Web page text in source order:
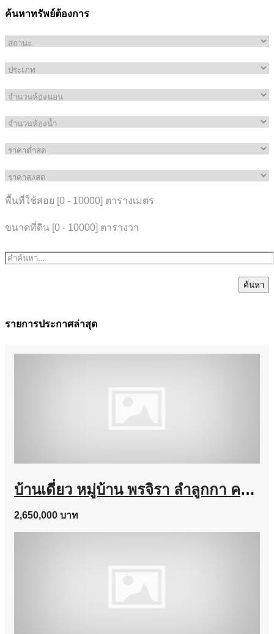
ค้นหาทรัพย์ต้องการ
พื้นที่ใช้สอย [0 - 10000] ตารางเมตร
ขนาดที่ดิน [0 - 10000] ตารางวา
ค้นหา
รายการประกาศล่าสุด
บ้านเดี่ยว หมู่บ้าน พรจิรา ลำลูกกา คลอง 7 เนื้อที่ 64 ตร.ว. ถูกสุดในโครงการ
2,650,000 บาท